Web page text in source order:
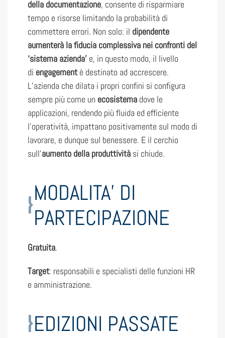
della documentazione, consente di risparmiare
tempo e risorse limitando la probabilità di
commettere errori. Non solo: il dipendente
aumenterà la fiducia complessiva nei confronti del
‘sistema azienda’ e, in questo modo, il livello
di engagement è destinato ad accrescere.
L’azienda che dilata i propri confini si configura
sempre più come un ecosistema dove le
applicazioni, rendendo più fluida ed efficiente
l’operatività, impattano positivamente sul modo di
lavorare, e dunque sul benessere. E il cerchio
sull’aumento della produttività si chiude.
MODALITA’ DI
PARTECIPAZIONE
Gratuita.
Target: responsabili e specialisti delle funzioni HR
e amministrazione.
EDIZIONI PASSATE